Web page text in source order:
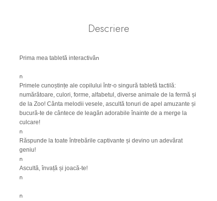
Descriere
Prima mea tabletă interactivăn
n
Primele cunoștințe ale copilului într-o singură tabletă tactilă:
numărătoare, culori, forme, alfabetul, diverse animale de la fermă și
de la Zoo! Cânta melodii vesele, ascultă tonuri de apel amuzante și
bucură-te de cântece de leagăn adorabile înainte de a merge la
culcare!
n
Răspunde la toate întrebările captivante și devino un adevărat
geniu!
n
Ascultă, învață și joacă-te!
n
n